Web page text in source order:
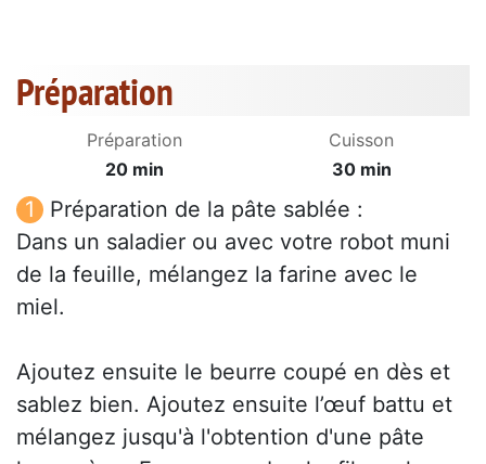
Préparation
Préparation
20 min
Cuisson
30 min
Préparation de la pâte sablée :
Dans un saladier ou avec votre robot muni
de la feuille, mélangez la farine avec le
miel.
Ajoutez ensuite le beurre coupé en dès et
sablez bien. Ajoutez ensuite l’œuf battu et
mélangez jusqu'à l'obtention d'une pâte